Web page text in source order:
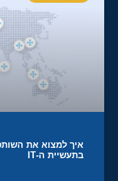
איך למצוא את
בתעשיית ה-IT